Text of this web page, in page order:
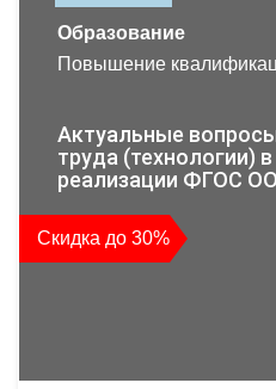
Образование
Повышение
Актуальные
труда (технологии)
реализации ФГОС ОО
Скидка до 30%